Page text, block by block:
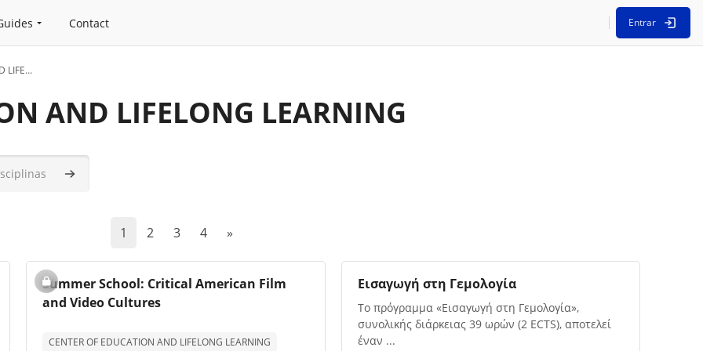
Contact Entrar
CENTER OF EDUCATION AND LIFELONG LEARNING
AND LIFELONG LEARNING
Pesquisar disciplinas
1
(current)
2 3 4 »
Página seguinte
Imagem da disciplina
Nome da disciplina
Summer School: Critical American Film
and Video Cultures
CENTER OF EDUCATION AND LIFELONG LEARNING
Imagem da disciplina
Nome da disciplina
Εισαγωγή στη Γεμολογία
Texto de descrição da disciplina:
Το πρόγραμμα «Εισαγωγή στη Γεμολογία»,
συνολικής διάρκειας 39 ωρών (2 ECTS), αποτελεί
έναν ...